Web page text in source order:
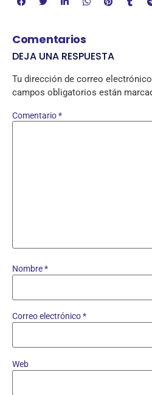
Comentarios
DEJA UNA RESPUESTA
Tu dirección de correo
campos obligatorios están
Comentario*
Nombre*
Correo electrónico*
Web